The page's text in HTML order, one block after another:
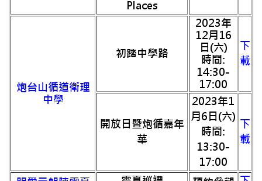
Places
炮台山循道衛理
中學
初踏中學路
2023年
12月16
日(六)
時間:
14:30-
17:00
下
載
開放日暨炮循嘉年
華
2023年1
月6日(六)
時間:
13:30-
17:00
下
載